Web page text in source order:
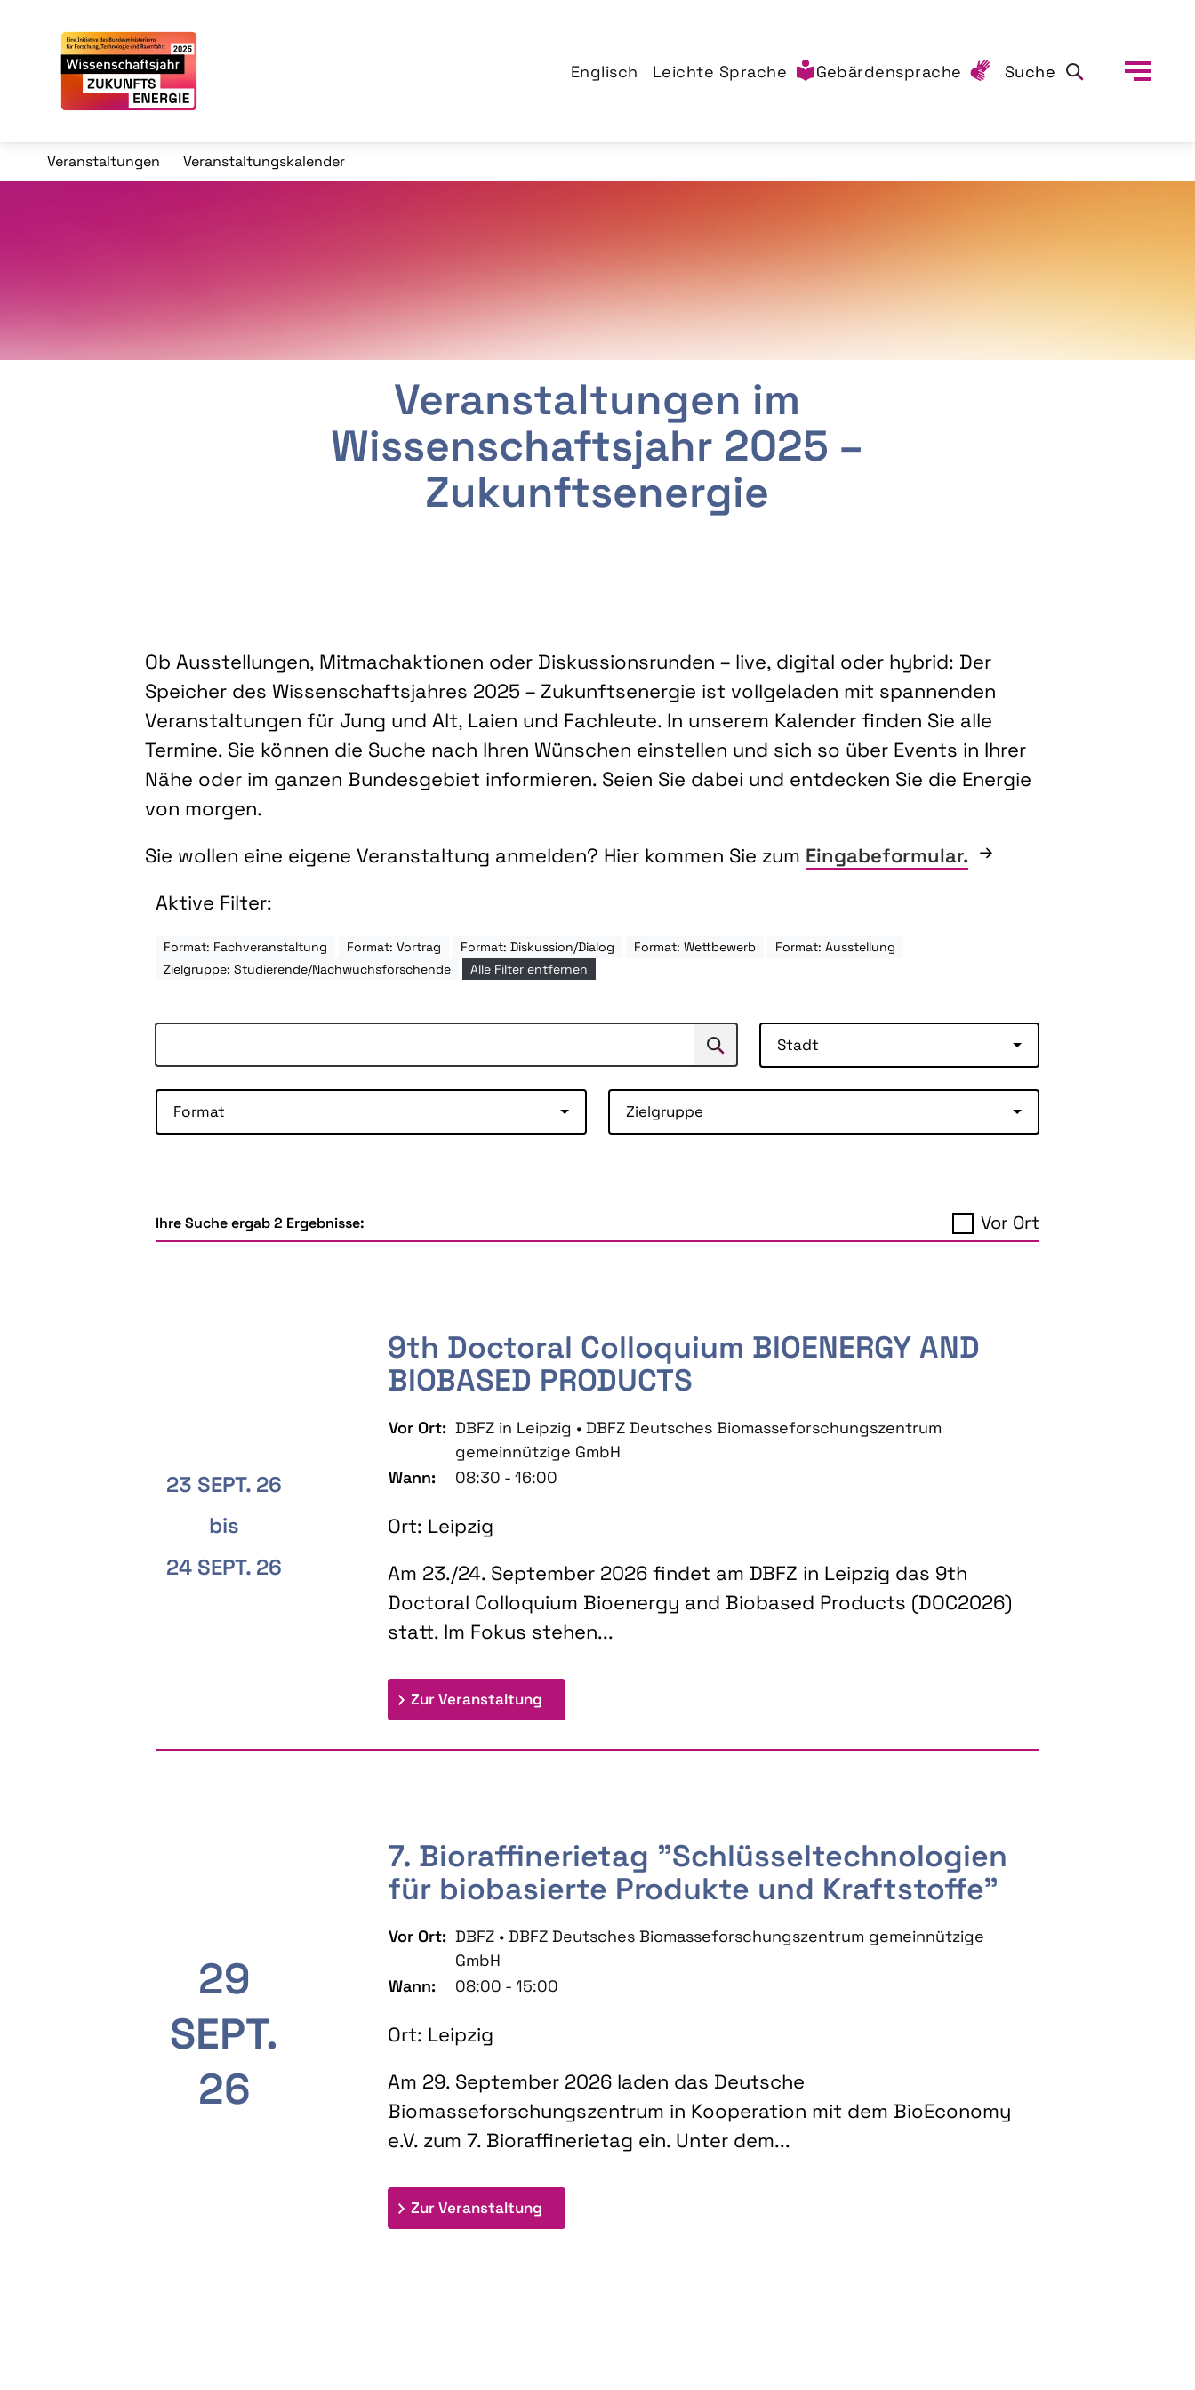
Englisch Leichte Sprache Gebärdensprache Suche
Veranstaltungen Veranstaltungskalender
Veranstaltungen im
Wissenschaftsjahr 2025 –
Zukunftsenergie
Ob Ausstellungen, Mitmachaktionen oder Diskussionsrunden – live, digital oder hybrid: Der
Speicher des Wissenschaftsjahres 2025 – Zukunftsenergie ist vollgeladen mit spannenden
Veranstaltungen für Jung und Alt, Laien und Fachleute. In unserem Kalender finden Sie alle
Termine. Sie können die Suche nach Ihren Wünschen einstellen und sich so über Events in Ihrer
Nähe oder im ganzen Bundesgebiet informieren. Seien Sie dabei und entdecken Sie die Energie
von morgen.
Sie wollen eine eigene Veranstaltung anmelden? Hier kommen Sie zum Eingabeformular.
Aktive Filter:
Format: Fachveranstaltung Format: Vortrag Format: Diskussion/Dialog Format: Wettbewerb
Format: Ausstellung
Zielgruppe: Studierende/Nachwuchsforschende
Alle Filter entfernen
Suchen Stadt
Format Zielgruppe
Ihre Suche ergab 2 Ergebnisse: Vor Ort
23 SEPT. 26
bis
24 SEPT. 26
9th Doctoral Colloquium BIOENERGY AND
BIOBASED PRODUCTS
Vor Ort: DBFZ in Leipzig • DBFZ Deutsches Biomasseforschungszentrum
gemeinnützige GmbH
Wann:
08:30 - 16:00
Ort: Leipzig
Am 23./24. September 2026 findet am DBFZ in Leipzig das 9th
Doctoral Colloquium Bioenergy and Biobased Products (DOC2026)
statt. Im Fokus stehen...
Zur Veranstaltung: 9th Doctoral Colloquium BIOENERGY AND BIOBASED PRODUCTS
29
SEPT.
26
7. Bioraffinerietag "Schlüsseltechnologien
für biobasierte Produkte und Kraftstoffe"
Vor Ort: DBFZ • DBFZ Deutsches Biomasseforschungszentrum gemeinnützige
GmbH
Wann:
08:00 - 15:00
Ort: Leipzig
Am 29. September 2026 laden das Deutsche
Biomasseforschungszentrum in Kooperation mit dem BioEconomy
e.V. zum 7. Bioraffinerietag ein. Unter dem...
Zur Veranstaltung: 7. Bioraffinerietag "Schlüsseltechnologien für biobasierte Produkte und Kraftstoffe"